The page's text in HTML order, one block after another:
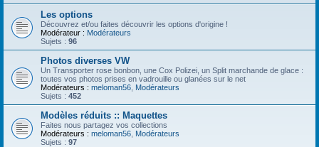
r
Les options
Découvrez et/ou faites découvrir les options d'origine !
Modérateur : Modérateurs
Sujets : 96
Photos diverses VW
Un Transporter rose bonbon, une Cox Polizei, un Split marchande de glace :
toutes vos photos prises en vadrouille ou glanées sur le net
Modérateurs : meloman56 Modérateurs
Sujets : 452
Modèles réduits :: Maquettes
Faites nous partagez vos collections
Modérateurs : meloman56 Modérateurs
Sujets : 97